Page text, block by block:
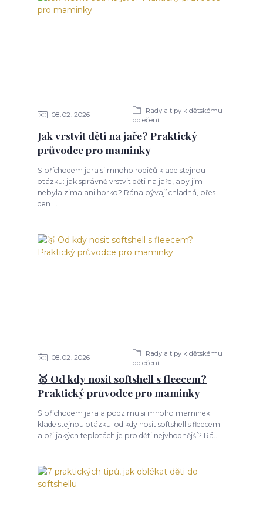
08 02 2026
Rady a tipy k dětskému
oblečení
Jak vrstvit děti na jaře? Praktický
průvodce pro maminky
S příchodem jara si mnoho rodičů klade stejnou
otázku: jak správně vrstvit děti na jaře, aby jim
nebyla zima ani horko? Rána bývají chladná, přes
den ...
08 02 2026
Rady a tipy k dětskému
oblečení
🥇 Od kdy nosit softshell s fleecem?
Praktický průvodce pro maminky
S příchodem jara a podzimu si mnoho maminek
klade stejnou otázku: od kdy nosit softshell s fleecem
a při jakých teplotách je pro děti nejvhodnější? Rá...